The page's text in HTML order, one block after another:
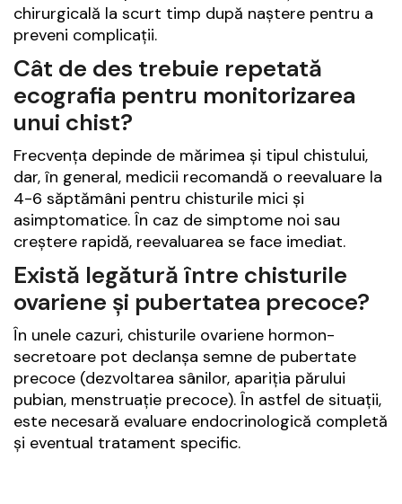
chirurgicală la scurt timp după naștere pentru a
preveni complicații.
Cât de des trebuie repetată
ecografia pentru monitorizarea
unui chist?
Frecvența depinde de mărimea și tipul chistului,
dar, în general, medicii recomandă o reevaluare la
4-6 săptămâni pentru chisturile mici și
asimptomatice. În caz de simptome noi sau
creștere rapidă, reevaluarea se face imediat.
Există legătură între chisturile
ovariene și pubertatea precoce?
În unele cazuri, chisturile ovariene hormon-
secretoare pot declanșa semne de pubertate
precoce (dezvoltarea sânilor, apariția părului
pubian, menstruație precoce). În astfel de situații,
este necesară evaluare endocrinologică completă
și eventual tratament specific.